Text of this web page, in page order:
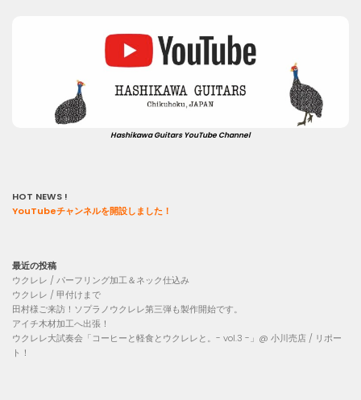
Hashikawa Guitars YouTube Channel
HOT NEWS !
YouTubeチャンネルを開設しました！
最近の投稿
ウクレレ / パーフリング加工＆ネック仕込み
ウクレレ / 甲付けまで
田村様ご来訪！ソプラノウクレレ第三弾も製作開始です。
アイチ木材加工へ出張！
ウクレレ大試奏会「コーヒーと軽食とウクレレと。- vol.3 -」@ 小川売店 / リポー
ト！